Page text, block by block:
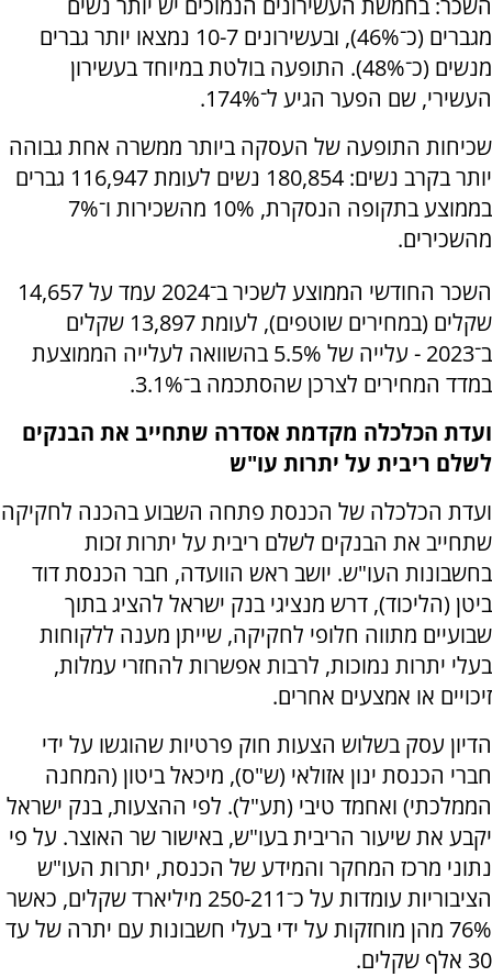
השכר: בחמשת העשירונים הנמוכים יש יותר נשים
מגברים (כ־46%), ובעשירונים 10-7 נמצאו יותר גברים
מנשים (כ־48%). התופעה בולטת במיוחד בעשירון
העשירי, שם הפער הגיע ל־174%.
שכיחות התופעה של העסקה ביותר ממשרה אחת גבוהה
יותר בקרב נשים: 180,854 נשים לעומת 116,947 גברים
בממוצע בתקופה הנסקרת, 10% מהשכירות ו־7%
מהשכירים.
השכר החודשי הממוצע לשכיר ב־2024 עמד על 14,657
שקלים (במחירים שוטפים), לעומת 13,897 שקלים
ב־2023 - עלייה של 5.5% בהשוואה לעלייה הממוצעת
במדד המחירים לצרכן שהסתכמה ב־3.1%.
ועדת הכלכלה מקדמת אסדרה שתחייב את הבנקים
לשלם ריבית על יתרות עו"ש
ועדת הכלכלה של הכנסת פתחה השבוע בהכנה לחקיקה
שתחייב את הבנקים לשלם ריבית על יתרות זכות
בחשבונות העו"ש. יושב ראש הוועדה, חבר הכנסת דוד
ביטן (הליכוד), דרש מנציגי בנק ישראל להציג בתוך
שבועיים מתווה חלופי לחקיקה, שייתן מענה ללקוחות
בעלי יתרות נמוכות, לרבות אפשרות להחזרי עמלות,
זיכויים או אמצעים אחרים.
הדיון עסק בשלוש הצעות חוק פרטיות שהוגשו על ידי
חברי הכנסת ינון אזולאי (ש"ס), מיכאל ביטון (המחנה
הממלכתי) ואחמד טיבי (תע"ל). לפי ההצעות, בנק ישראל
יקבע את שיעור הריבית בעו"ש, באישור שר האוצר. על פי
נתוני מרכז המחקר והמידע של הכנסת, יתרות העו"ש
הציבוריות עומדות על כ־250-211 מיליארד שקלים, כאשר
76% מהן מוחזקות על ידי בעלי חשבונות עם יתרה של עד
30 אלף שקלים.